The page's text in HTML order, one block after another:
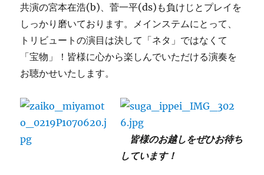
共演の宮本在浩(b)、菅一平(ds)も負けじとプレイを
しっかり磨いております。メインステムにとって、
トリビュートの演目は決して「ネタ」ではなくて
「宝物」！皆様に心から楽しんでいただける演奏を
お聴かせいたします。
皆様のお越しをぜひお待ち
しています！